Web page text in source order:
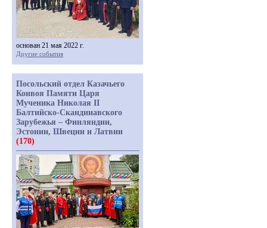
основан 21 мая 2022 г.
Другие события
Посольский отдел Казачьего
Конвоя Памяти Царя
Мученика Николая II
Балтийско-Скандинавского
Зарубежья – Финляндии,
Эстонии, Швеции и Латвии
(170)